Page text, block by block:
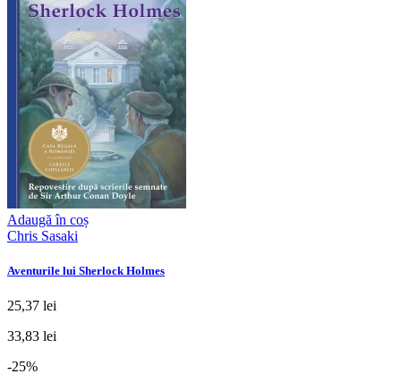
Adaugă în coș
Chris Sasaki
Aventurile lui Sherlock Holmes
25,37 lei
33,83 lei
-25%